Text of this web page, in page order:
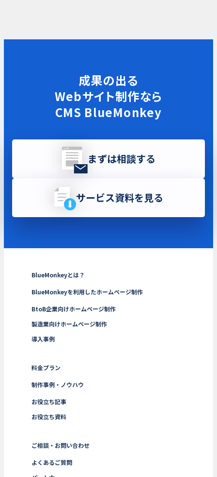
成果の出る
Webサイト制作なら
CMS BlueMonkey
まずは相談する
サービス資料を見る
BlueMonkeyとは？
BlueMonkeyを利用したホームページ制作
BtoB企業向けホームページ制作
製造業向けホームページ制作
導入事例
料金プラン
制作事例・ノウハウ
お役立ち記事
お役立ち資料
ご相談・お問い合わせ
よくあるご質問